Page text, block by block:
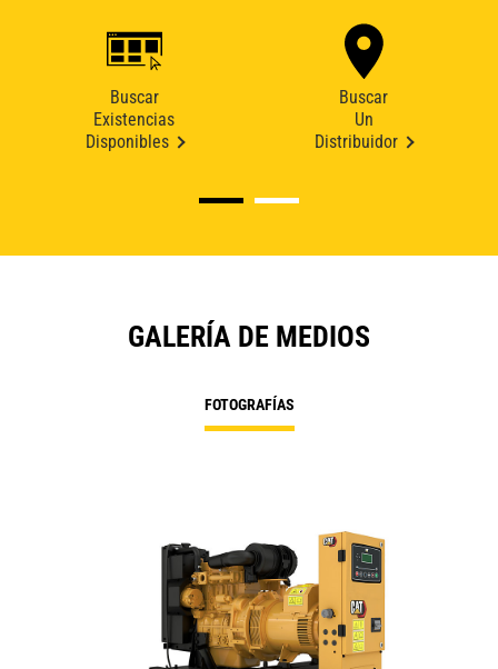
Buscar
Existencias
Disponibles
Buscar
Un
Distribuidor
GALERÍA DE MEDIOS
FOTOGRAFÍAS